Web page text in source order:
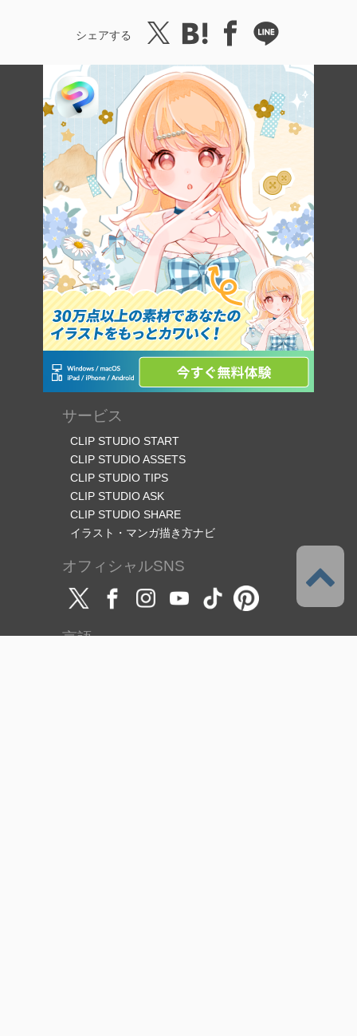
シェアする
サービス
CLIP STUDIO START
CLIP STUDIO ASSETS
CLIP STUDIO TIPS
CLIP STUDIO ASK
CLIP STUDIO SHARE
イラスト・マンガ描き方ナビ
オフィシャルSNS
言語